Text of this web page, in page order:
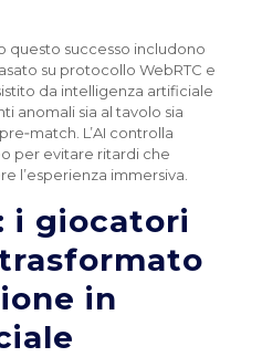
questo successo includono
su protocollo WebRTC e
da intelligenza artificiale
anomali sia al tavolo sia
L’AI controlla
per evitare ritardi che
l’esperienza immersiva.
i giocatori
in